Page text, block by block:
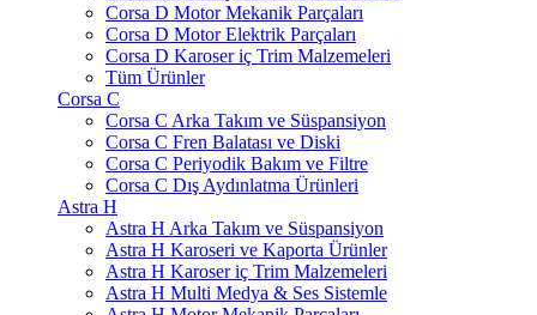
Corsa D Motor Mekanik Parçaları
Corsa D Motor Elektrik Parçaları
Corsa D Karoser iç Trim Malzemeleri
Tüm Ürünler
Corsa C
Corsa C Arka Takım ve Süspansiyon
Corsa C Fren Balatası ve Diski
Corsa C Periyodik Bakım ve Filtre
Corsa C Dış Aydınlatma Ürünleri
Astra H
Astra H Arka Takım ve Süspansiyon
Astra H Karoseri ve Kaporta Ürünler
Astra H Karoser iç Trim Malzemeleri
Astra H Multi Medya & Ses Sistemle